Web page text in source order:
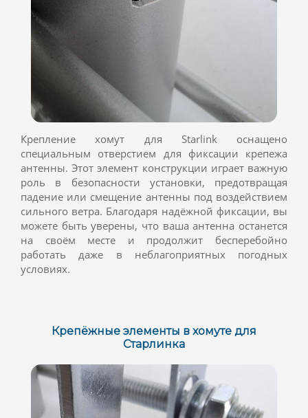
Крепление хомут для Starlink оснащено
специальным отверстием для фиксации крепежа
антенны. Этот элемент конструкции играет важную
роль в безопасности установки, предотвращая
падение или смещение антенны под воздействием
сильного ветра. Благодаря надёжной фиксации, вы
можете быть уверены, что ваша антенна останется
на своём месте и продолжит бесперебойно
работать даже в неблагоприятных погодных
условиях.
Крепёжные элементы в хомуте для
Старлинка